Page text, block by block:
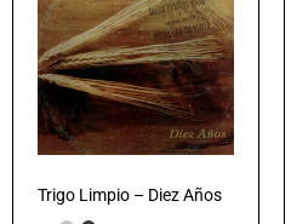
Trigo Limpio – Diez Años